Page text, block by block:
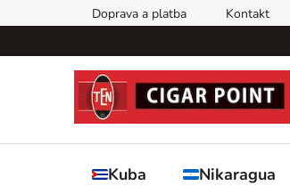
na
Doprava a platba Kontakt
Kuba Nikaragua